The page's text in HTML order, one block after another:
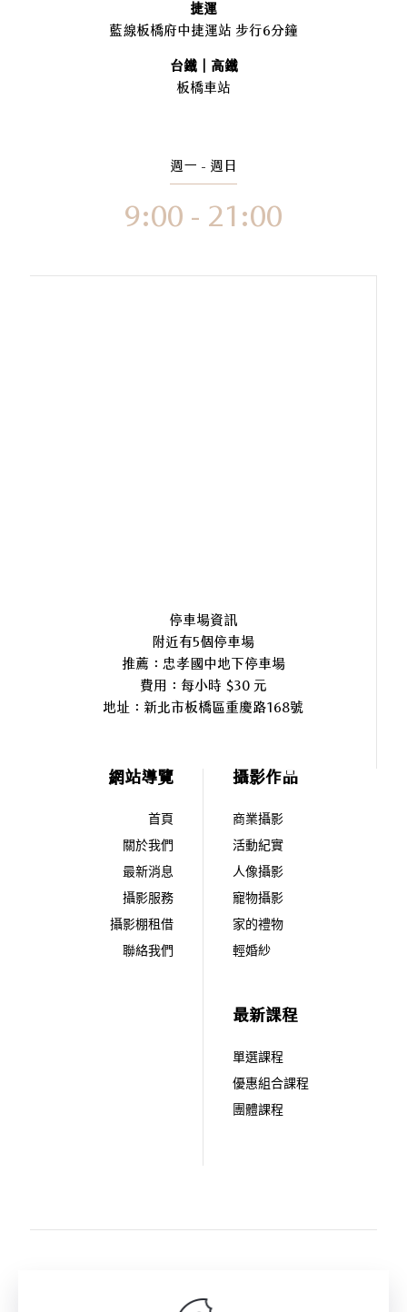
捷運
藍線板橋府中捷運站 步行6分鐘
台鐵｜高鐵
板橋車站
週一 - 週日
9:00 - 21:00
停車場資訊
附近有5個停車場
推薦：忠孝國中地下停車場
費用：每小時 $30 元
地址： 新北市板橋區重慶路168號
網站導覽
首頁
關於我們
最新消息
攝影服務
攝影棚租借
聯絡我們
攝影作品
商業攝影
活動紀實
人像攝影
寵物攝影
家的禮物
輕婚紗
最新課程
單選課程
優惠組合課程
團體課程